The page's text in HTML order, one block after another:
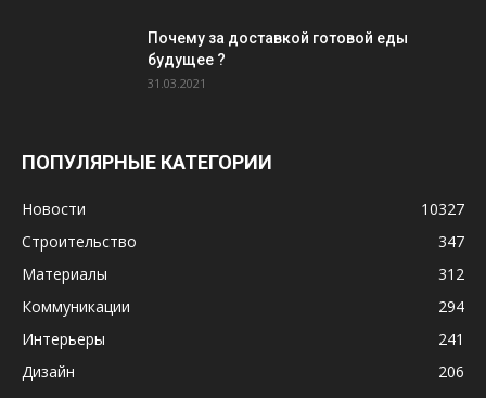
Почему за доставкой готовой еды
будущее ?
31.03.2021
ПОПУЛЯРНЫЕ КАТЕГОРИИ
Новости
10327
Строительство
347
Материалы
312
Коммуникации
294
Интерьеры
241
Дизайн
206